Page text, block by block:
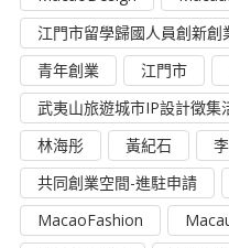
江門市留學歸國人員創新創
青年創業
江門市
武夷山旅遊城市IP設計徵集
林海彤
黃紀石
共同創業空間-進駐申請
MacaoFashion